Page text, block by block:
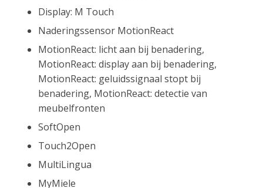
Display: M Touch
Naderingssensor MotionReact
MotionReact: licht aan bij benadering,
MotionReact: display aan bij benadering,
MotionReact: geluidssignaal stopt bij
benadering, MotionReact: detectie van
meubelfronten
SoftOpen
Touch2Open
MultiLingua
MyMiele